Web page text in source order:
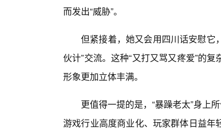
而发出“威胁”。
但紧接着，她又会用四川话安慰它
伙计”交流。这种“又打又骂又疼爱”的
形象更加立体丰满。
更值得一提的是，“暴躁老太”身上
游戏行业高度商业化、玩家群体日益